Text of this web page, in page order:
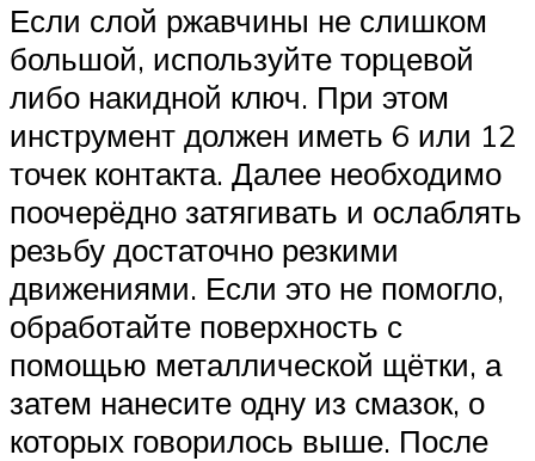
Если слой ржавчины не слишком
большой, используйте торцевой
либо накидной ключ. При этом
инструмент должен иметь 6 или 12
точек контакта. Далее необходимо
поочерёдно затягивать и ослаблять
резьбу достаточно резкими
движениями. Если это не помогло,
обработайте поверхность с
помощью металлической щётки, а
затем нанесите одну из смазок, о
которых говорилось выше. После